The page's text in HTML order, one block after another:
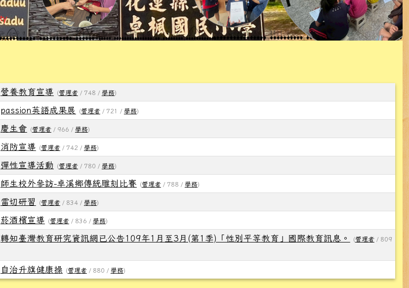
營養教育宣導 (管理者/ 748 / 學務)
passion英語成果展 (管理者/ 721 / 學務)
慶生會 (管理者/ 966 / 學務)
消防宣導 (管理者/ 742 / 學務)
彈性宣導活動 (管理者/ 780 / 學務)
師生校外參訪-卓溪鄉傳統雕刻比賽 (管理者/ 788 / 學務)
雷切研習 (管理者/ 834 / 學務)
菸酒檳宣導 (管理者/ 836 / 學務)
轉知臺灣教育研究資訊網已公告109年1月至3月(第1季)「性別平等教育」國際教育訊息。 (管理者/ 809
自治升旗健康操 (管理者/ 880 / 學務)